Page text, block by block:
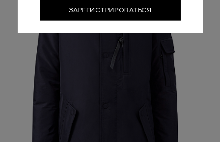
ЗАРЕГИСТРИРОВАТЬСЯ